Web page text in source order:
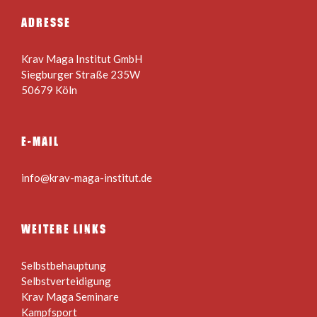
ADRESSE
Krav Maga Institut GmbH
Siegburger Straße 235W
50679 Köln
E-MAIL
info@krav-maga-institut.de
WEITERE LINKS
Selbstbehauptung
Selbstverteidigung
Krav Maga Seminare
Kampfsport